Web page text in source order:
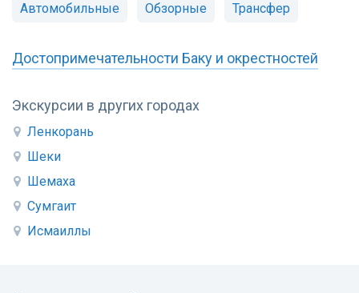
Экскурсии в других городах
Ленкорань
Шеки
Шемаха
Сумгаит
Исмаиллы
Автомобильные Обзорные Трансфер
Достопримечательности Баку и окрестностей